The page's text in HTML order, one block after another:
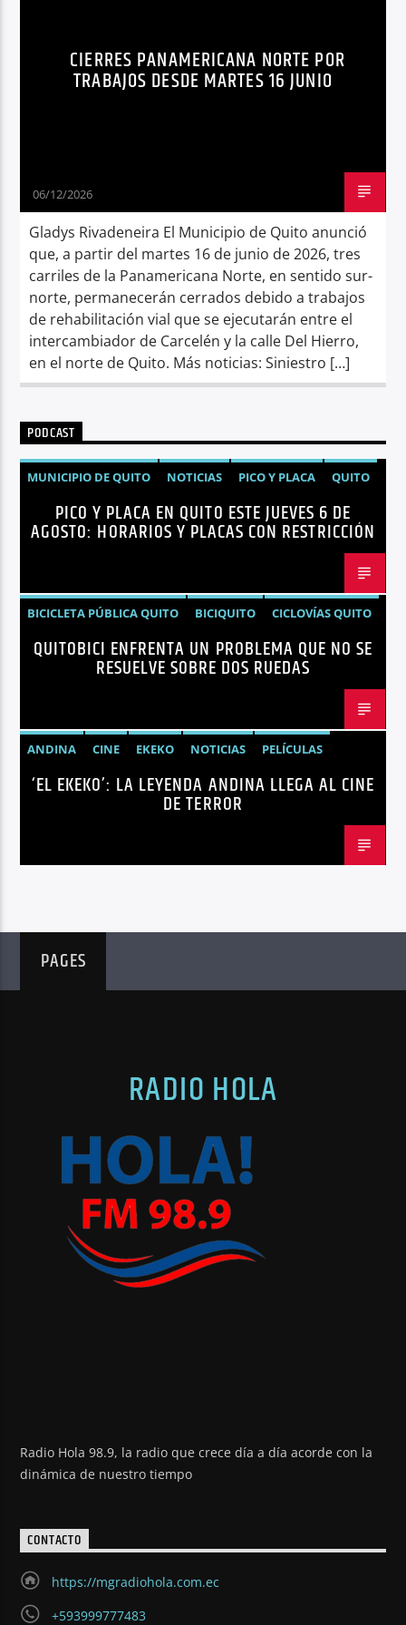
CIERRES PANAMERICANA NORTE POR
TRABAJOS DESDE MARTES 16 JUNIO
06/12/2026
Gladys Rivadeneira El Municipio de Quito anunció
que, a partir del martes 16 de junio de 2026, tres
carriles de la Panamericana Norte, en sentido sur-
norte, permanecerán cerrados debido a trabajos
de rehabilitación vial que se ejecutarán entre el
intercambiador de Carcelén y la calle Del Hierro,
en el norte de Quito. Más noticias: Siniestro […]
PODCAST
MUNICIPIO DE QUITO NOTICIAS PICO Y PLACA QUITO
PICO Y PLACA EN QUITO ESTE JUEVES 6 DE
AGOSTO: HORARIOS Y PLACAS CON RESTRICCIÓN
BICICLETA PÚBLICA QUITO BICIQUITO
CICLOVÍAS QUITO
EDITORIAL
METRO DE QUITO BICICLETA
MOVILIDAD ACTIVA QUITO
MOVILIDAD SOSTENIBLE QUITO
QUITOBICI
QUITOBICI ENFRENTA UN PROBLEMA QUE NO SE
RESUELVE SOBRE DOS RUEDAS
ANDINA CINE EKEKO NOTICIAS
PELÍCULAS
TENDENCIAS
TERROR
‘EL EKEKO’: LA LEYENDA ANDINA LLEGA AL CINE
DE TERROR
PAGES
RADIO HOLA
Radio Hola 98.9, la radio que crece día a día acorde con la
dinámica de nuestro tiempo
CONTACTO
https://mgradiohola.com.ec
+593999777483